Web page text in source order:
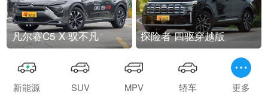
凡尔赛C5 X 驭不凡 探险者 四驱穿越版
新能源 SUV MPV 轿车 更多